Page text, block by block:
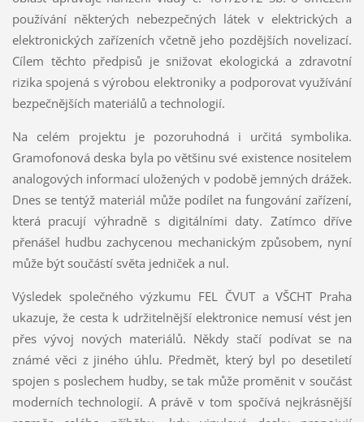
používání některých nebezpečných látek v elektrických a
elektronických zařízeních včetně jeho pozdějších novelizací.
Cílem těchto předpisů je snižovat ekologická a zdravotní
rizika spojená s výrobou elektroniky a podporovat využívání
bezpečnějších materiálů a technologií.
Na celém projektu je pozoruhodná i určitá symbolika.
Gramofonová deska byla po většinu své existence nositelem
analogových informací uložených v podobě jemných drážek.
Dnes se tentýž materiál může podílet na fungování zařízení,
která pracují výhradně s digitálními daty. Zatímco dříve
přenášel hudbu zachycenou mechanickým způsobem, nyní
může být součástí světa jedniček a nul.
Výsledek společného výzkumu FEL ČVUT a VŠCHT Praha
ukazuje, že cesta k udržitelnější elektronice nemusí vést jen
přes vývoj nových materiálů. Někdy stačí podívat se na
známé věci z jiného úhlu. Předmět, který byl po desetiletí
spojen s poslechem hudby, se tak může proměnit v součást
moderních technologií. A právě v tom spočívá nejkrásnější